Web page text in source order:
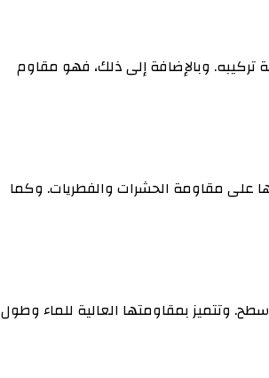
تركيبه. وبالإضافة إلى ذلك، فهو مقاوم
على مقاومة الحشرات والفطريات. وكما
وتتميز بمقاومتها العالية للماء وطول